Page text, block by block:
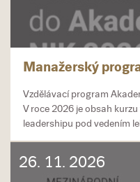
Manažerský
Vzdělávací program
V roce 2026 je obsah
leadershipu pod vedením
26. 11. 2026